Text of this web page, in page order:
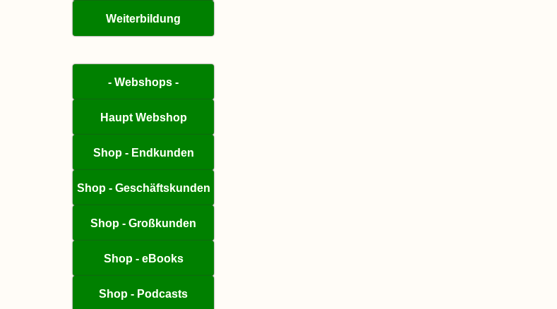
Weiterbildung
- Webshops -
Haupt Webshop
Shop - Endkunden
Shop - Geschäftskunden
Shop - Großkunden
Shop - eBooks
Shop - Podcasts